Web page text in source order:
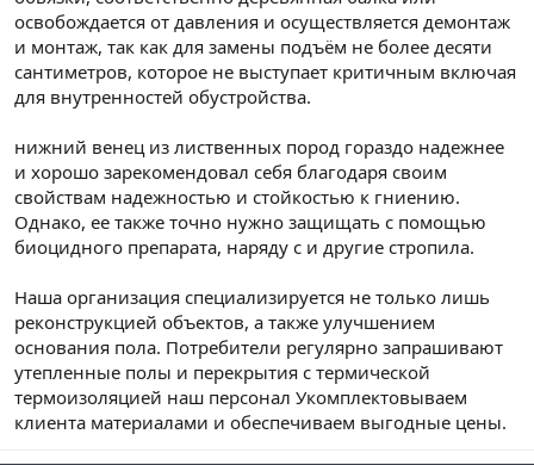
n
i
освобождается от давления и осуществляется демонтаж
и монтаж, так как для замены подъём не более десяти
сантиметров, которое не выступает критичным включая
для внутренностей обустройства.
нижний венец из лиственных пород гораздо надежнее
и хорошо зарекомендовал себя благодаря своим
свойствам надежностью и стойкостью к гниению.
Однако, ее также точно нужно защищать с помощью
биоцидного препарата, наряду с и другие стропила.
Наша организация специализируется не только лишь
реконструкцией объектов, а также улучшением
основания пола. Потребители регулярно запрашивают
утепленные полы и перекрытия с термической
термоизоляцией наш персонал Укомплектовываем
клиента материалами и обеспечиваем выгодные цены.